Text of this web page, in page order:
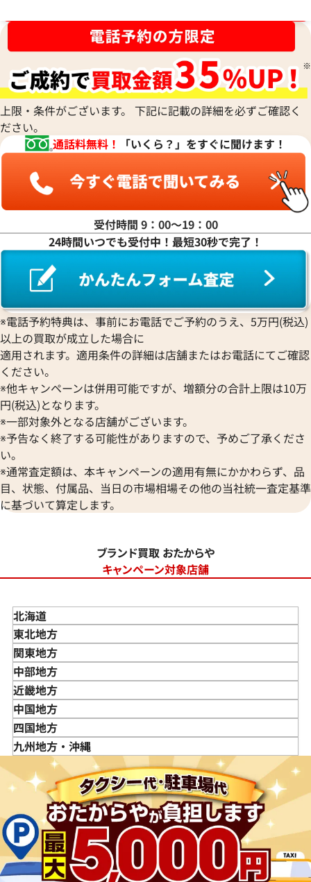
上限・条件がございます。 下記に記載の詳細を必ずご確認く
ださい。
通話料無料！
「いくら？」をすぐに聞けます！
受付時間 9：00〜19：00
24時間いつでも受付中！最短30秒で完了！
※電話予約特典は、事前にお電話でご予約のうえ、5万円(税込)
以上の買取が成立した場合に
適用されます。適用条件の詳細は店舗またはお電話にてご確認
ください。
※他キャンペーンは併用可能ですが、増額分の合計上限は10万
円(税込)となります。
※一部対象外となる店舗がございます。
※予告なく終了する可能性がありますので、予めご了承くださ
い。
※通常査定額は、本キャンペーンの適用有無にかかわらず、品
目、状態、付属品、当日の市場相場その他の当社統一査定基準
に基づいて算定します。
ブランド買取 おたからや
キャンペーン対象店舗
北海道
東北地方
青森県
岩手県
宮城県
秋田県
山形県
福島県
関東地方
東京都
神奈川県
埼玉県
千葉県
茨城県
栃木県
群馬県
中部地方
新潟県
富山県
石川県
山梨県
長野県
岐阜県
静岡県
愛知県
近畿地方
三重県
滋賀県
京都府
兵庫県
奈良県
和歌山県
中国地方
鳥取県
島根県
広島県
山口県
四国地方
徳島県
愛媛県
九州地方・沖縄
佐賀県
長崎県
熊本県
大分県
宮崎県
鹿児島県